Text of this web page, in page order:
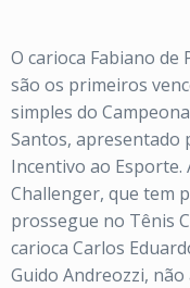
O carioca Fabiano de
são os primeiros
simples do
Santos, apresentado
Incentivo ao Esporte.
Challenger, que tem
prossegue no Tênis
carioca Carlos
Guido Andreozzi, não